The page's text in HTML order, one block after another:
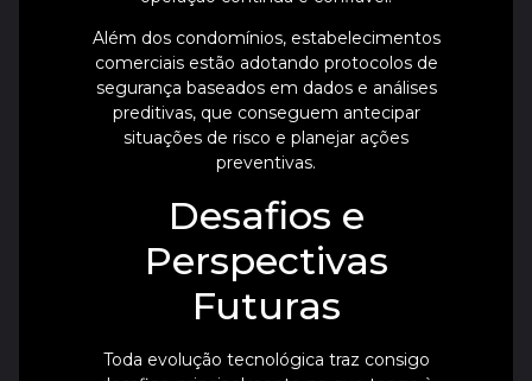
Além dos condomínios, estabelecimentos
comerciais estão adotando protocolos de
segurança baseados em dados e análises
preditivas, que conseguem antecipar
situações de risco e planejar ações
preventivas.
Desafios e
Perspectivas
Futuras
Toda evolução tecnológica traz consigo